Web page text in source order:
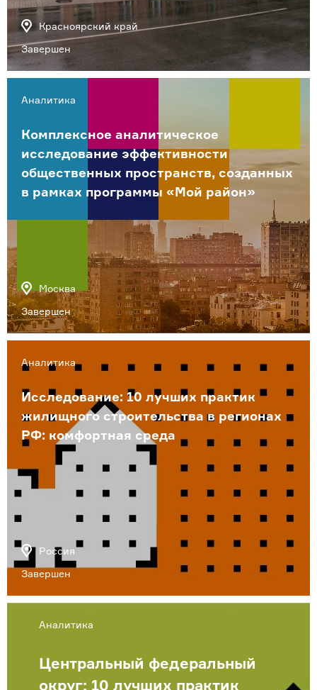
Красноярский край
Завершен
Аналитика
Комплексное аналитическое
исследование эффективности
общественных пространств, созданных
в рамках программы «Мой район»
Москва
Завершен
Аналитика
Исследование: 10 лучших практик
жилищного строительства в регионах
РФ: комфортная среда
Россия
Завершен
Аналитика
Центральный федеральный
округ: 10 лучших практик